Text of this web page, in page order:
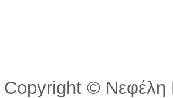
Copyright ©